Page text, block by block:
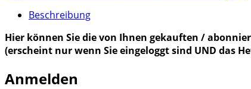
Beschreibung
Hier können Sie die von Ihnen gekauften /
(erscheint nur wenn Sie eingeloggt sind UND das
Anmelden